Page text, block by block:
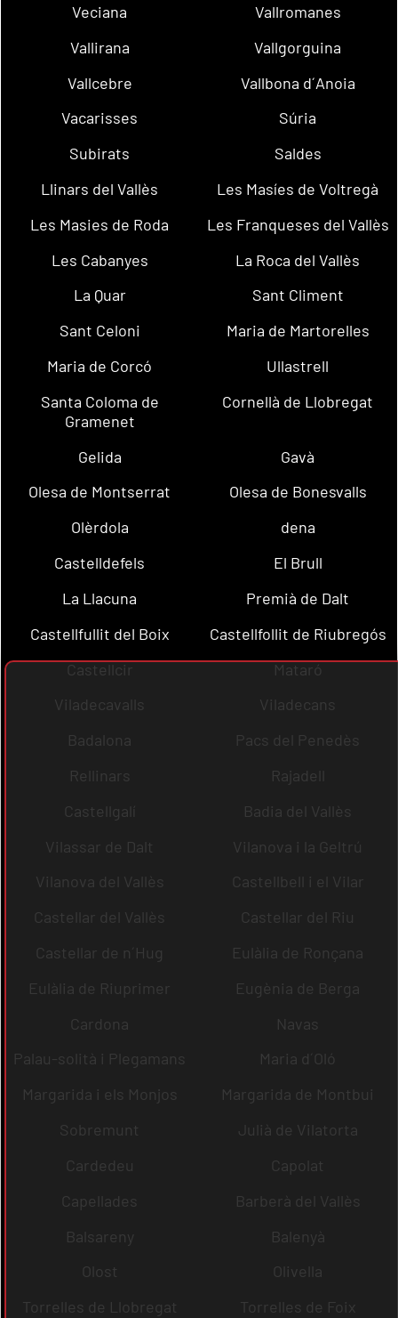
Veciana
Vallromanes
Vallirana
Vallgorguina
Vallcebre
Vallbona d´Anoia
Vacarisses
Súria
Subirats
Saldes
Llinars del Vallès
Les Masíes de Voltregà
Les Masies de Roda
Les Franqueses del Vallès
Les Cabanyes
La Roca del Vallès
La Quar
Sant Climent
Sant Celoni
Maria de Martorelles
Maria de Corcó
Ullastrell
Santa Coloma de
Gramenet
Cornellà de Llobregat
Gelida
Gavà
Olesa de Montserrat
Olesa de Bonesvalls
Olèrdola
dena
Castelldefels
El Brull
La Llacuna
Premià de Dalt
Castellfullit del Boix
Castellfollit de Riubregós
Castellcir
Mataró
Viladecavalls
Viladecans
Badalona
Pacs del Penedès
Rellinars
Rajadell
Castellgalí
Badia del Vallès
Vilassar de Dalt
Vilanova i la Geltrú
Vilanova del Vallès
Castellbell i el Vilar
Castellar del Vallès
Castellar del Riu
Castellar de n´Hug
Eulàlia de Ronçana
Eulàlia de Riuprimer
Eugènia de Berga
Cardona
Navas
Palau-solità i Plegamans
Maria d´Oló
Margarida i els Monjos
Margarida de Montbui
Sobremunt
Julià de Vilatorta
Cardedeu
Capolat
Capellades
Barberà del Vallès
Balsareny
Balenyà
Olost
Olivella
Torrelles de Llobregat
Torrelles de Foix